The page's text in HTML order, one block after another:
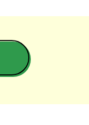
- 神戸大学 -